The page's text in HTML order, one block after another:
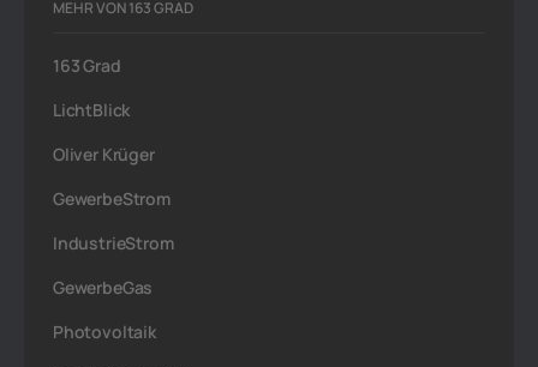
MEHR VON 163 GRAD
163 Grad
LichtBlick
Oliver Krüger
GewerbeStrom
IndustrieStrom
GewerbeGas
Photovoltaik